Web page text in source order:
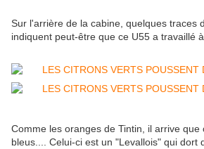
Sur l'arrière de la cabine, quelques traces
indiquent peut-être que ce U55 a travaillé à
Comme les oranges de Tintin, il arrive que
bleus.... Celui-ci est un "Levallois" qui dort